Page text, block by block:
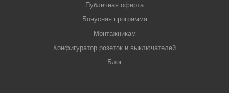
Публичная оферта
Бонусная программа
Монтажникам
Конфигуратор розеток и выключателей
Блог